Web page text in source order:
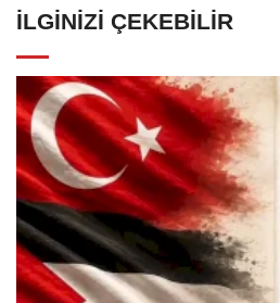
İLGINIZI ÇEKEBILIR